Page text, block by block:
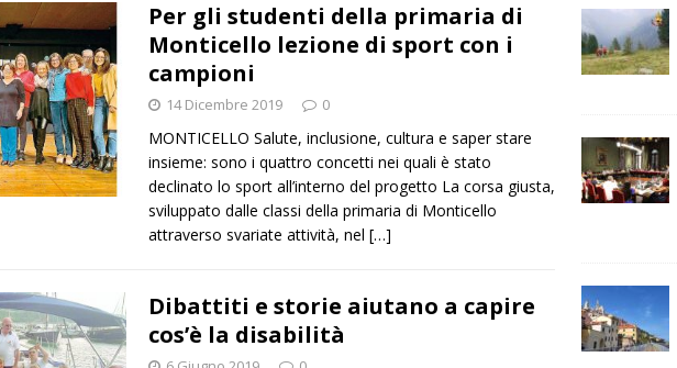
Per gli studenti della primaria di
Monticello lezione di sport con i
campioni
14 Dicembre 2019 0
MONTICELLO Salute, inclusione, cultura e saper stare
insieme: sono i quattro concetti nei quali è stato
declinato lo sport all’interno del progetto La corsa giusta,
sviluppato dalle classi della primaria di Monticello
attraverso svariate attività, nel […]
Dibattiti e storie aiutano a capire
cos’è la disabilità